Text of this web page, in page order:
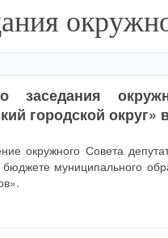
заседания
городской округ»
окружного Совета
муниципального